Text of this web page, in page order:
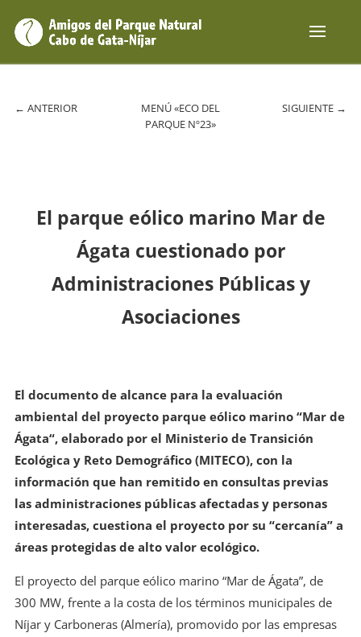
← ANTERIOR
MENÚ «ECO DEL
PARQUE Nº23»
SIGUIENTE →
El parque eólico marino Mar de
Ágata cuestionado por
Administraciones Públicas y
Asociaciones
El documento de alcance para la evaluación
ambiental del proyecto parque eólico marino “Mar de
Ágata“, elaborado por el Ministerio de Transición
Ecológica y Reto Demográfico (MITECO), con la
información que han remitido en consultas previas
las administraciones públicas afectadas y personas
interesadas, cuestiona el proyecto por su “cercanía” a
áreas protegidas de alto valor ecológico.
El proyecto del parque eólico marino “Mar de Ágata”, de
300 MW, frente a la costa de los términos municipales de
Níjar y Carboneras (Almería), promovido por las empresas